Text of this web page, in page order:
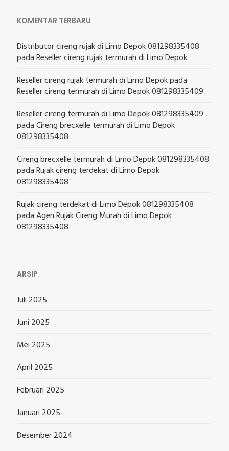
KOMENTAR TERBARU
Distributor cireng rujak di Limo Depok 081298335408
padaReseller cireng rujak termurah di Limo Depok
Reseller cireng rujak termurah di Limo Depokpada
Reseller cireng termurah di Limo Depok 081298335409
Reseller cireng termurah di Limo Depok 081298335409
padaCireng brecxelle termurah di Limo Depok
081298335408
Cireng brecxelle termurah di Limo Depok 081298335408
padaRujak cireng terdekat di Limo Depok
081298335408
Rujak cireng terdekat di Limo Depok 081298335408
padaAgen Rujak Cireng Murah di Limo Depok
081298335408
ARSIP
Juli 2025
Juni 2025
Mei 2025
April 2025
Februari 2025
Januari 2025
Desember 2024